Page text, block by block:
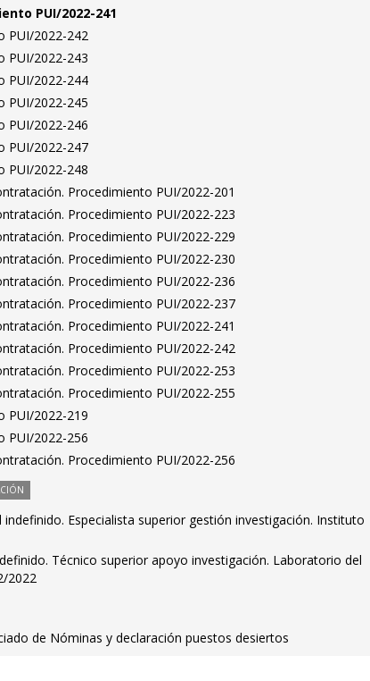
PUI/2022-241
PUI/2022-242
PUI/2022-243
PUI/2022-244
PUI/2022-245
PUI/2022-246
PUI/2022-247
PUI/2022-248
Procedimiento PUI/2022-201
Procedimiento PUI/2022-223
Procedimiento PUI/2022-229
Procedimiento PUI/2022-230
Procedimiento PUI/2022-236
Procedimiento PUI/2022-237
Procedimiento PUI/2022-241
Procedimiento PUI/2022-242
Procedimiento PUI/2022-253
Procedimiento PUI/2022-255
PUI/2022-219
PUI/2022-256
Procedimiento PUI/2022-256
Especialista superior gestión investigación. Instituto
Técnico superior apoyo investigación. Laboratorio del
2022
de Nóminas y declaración puestos desiertos